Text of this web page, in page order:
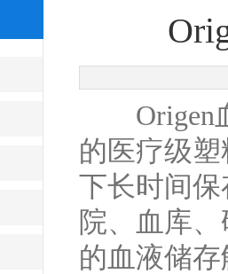
Origen血
的医疗级
下长时间
院、血库
的血液储